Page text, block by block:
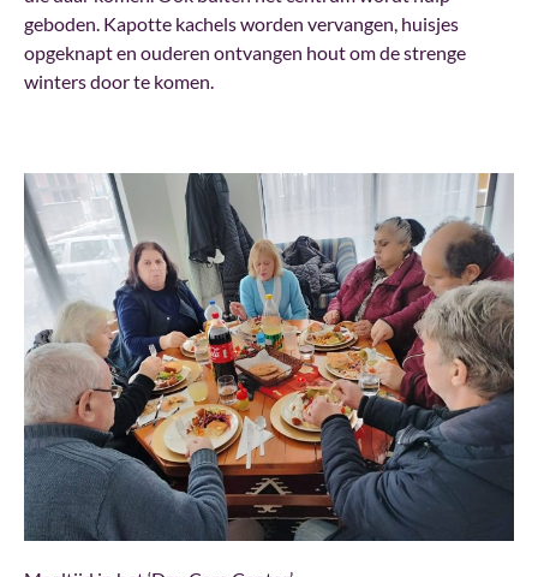
geboden. Kapotte kachels worden vervangen, huisjes
opgeknapt en ouderen ontvangen hout om de strenge
winters door te komen.